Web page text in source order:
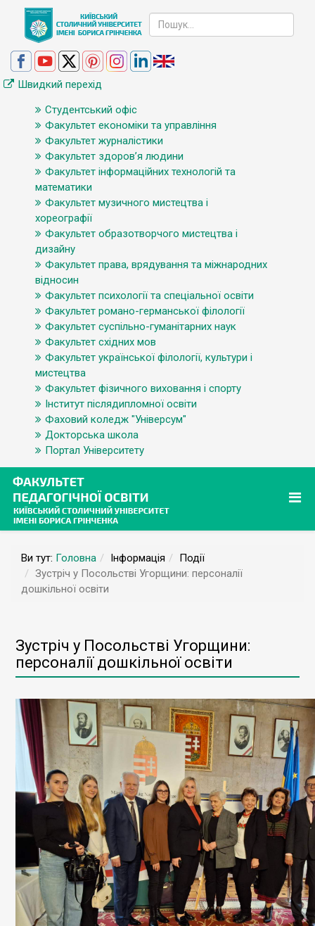
Швидкий перехід
Студентський офіс
Факультет економіки та управління
Факультет журналістики
Факультет здоров’я людини
Факультет інформаційних технологій та
математики
Факультет музичного мистецтва і
хореографії
Факультет образотворчого мистецтва і
дизайну
Факультет права, врядування та міжнародних
відносин
Факультет психології та спеціальної освіти
Факультет романо-германської філології
Факультет суспільно-гуманітарних наук
Факультет східних мов
Факультет української філології, культури і
мистецтва
Факультет фізичного виховання і спорту
Інститут післядипломної освіти
Фаховий коледж "Універсум"
Докторська школа
Портал Університету
Ви тут: Головна Інформація
Події
Зустріч у Посольстві Угорщини: персоналії
дошкільної освіти
Зустріч у Посольстві Угорщини:
персоналії дошкільної освіти